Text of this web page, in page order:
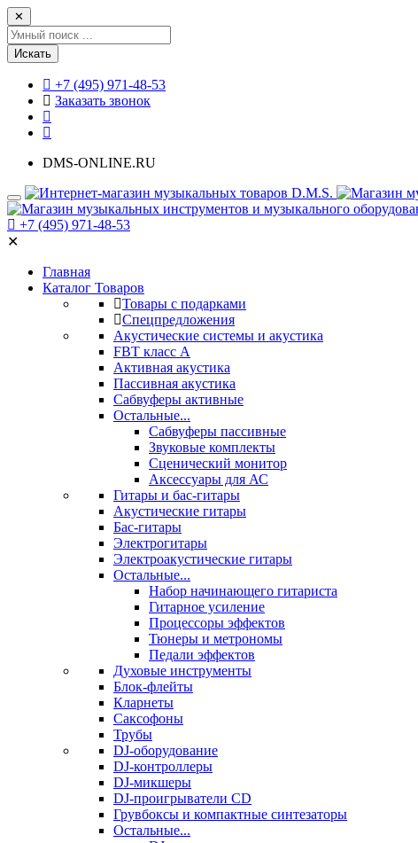
✕
Искать
+7 (495) 971-48-53
Заказать звонок
DMS-ONLINE.RU
+7 (495) 971-48-53
✕
Главная
Каталог Товаров
Товары с подарками
Спецпредложения
Акустические системы и акустика
FBT класс А
Активная акустика
Пассивная акустика
Сабвуферы активные
Остальные...
Сабвуферы пассивные
Звуковые комплекты
Сценический монитор
Аксессуары для АС
Гитары и бас-гитары
Акустические гитары
Бас-гитары
Электрогитары
Электроакустические гитары
Остальные...
Набор начинающего гитариста
Гитарное усиление
Процессоры эффектов
Тюнеры и метрономы
Педали эффектов
Духовые инструменты
Блок-флейты
Кларнеты
Саксофоны
Трубы
DJ-оборудование
DJ-контроллеры
DJ-микшеры
DJ-проигрыватели CD
Грувбоксы и компактные синтезаторы
Остальные...